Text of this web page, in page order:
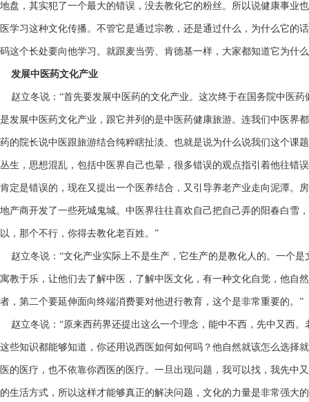
地盘，其实犯了一个最大的错误，没去教化它的粉丝。所以说健康事业
医学习这种文化传播。不管它是通过宗教，还是通过什么，为什么它的
码这个长处要向他学习。就跟麦当劳、肯德基一样，大家都知道它为什
发展中医药文化产业
赵立冬说：“首先要发展中医药的文化产业。这次终于在国务院中医
是发展中医药文化产业，跟它并列的是中医药健康旅游。连我们中医界
药的院长说中医跟旅游结合纯粹瞎扯淡。也就是说为什么说我们这个课
丛生，思想混乱，包括中医界自己也晕，很多错误的观点指引着他往错
肯定是错误的，现在又提出一个医养结合，又引导养老产业走向泥潭。
地产商开发了一些死城鬼城。中医界往往喜欢自己把自己弄的阳春白雪
以，那个不行，你得去教化老百姓。”
赵立冬说：“文化产业实际上不是生产，它生产的是教化人的。一个
寓教于乐，让他们去了解中医，了解中医文化，有一种文化自觉，他自
者，第二个要延伸面向终端消费要对他进行教育，这个是非常重要的。
赵立冬说：“原来西药界还提出这么一个理念，能中不西，先中又西
这些知识都能够知道，你还用说西医如何如何吗？他自然就该怎么选择
医的医疗，也不依靠你西医的医疗。一旦出现问题，我可以找，我先中
的生活方式，所以这样才能够真正的解决问题，文化的力量是非常强大